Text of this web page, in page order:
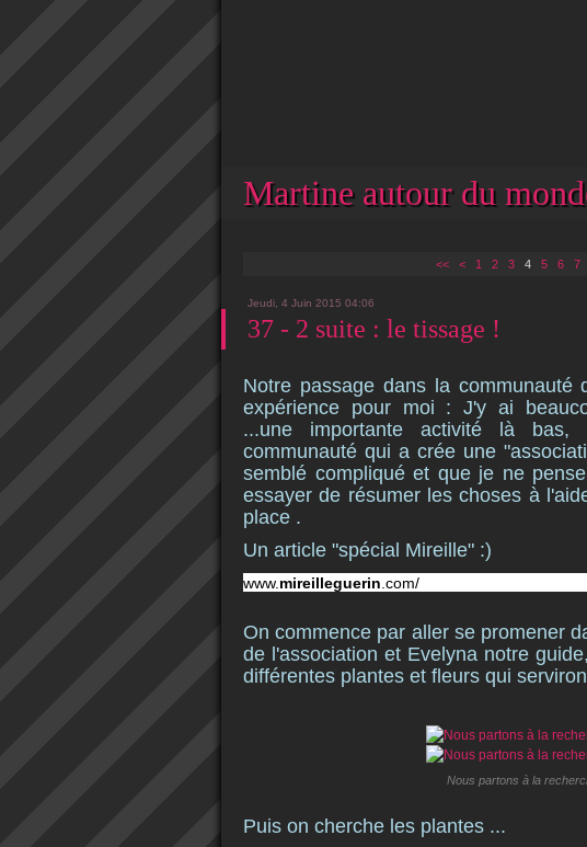
Martine autour du
<< < 1 2 3 4 5 6 7
Jeudi, 4 Juin 2015 04:06
37 - 2 suite : le tissage !
Notre passage dans la communauté
expérience pour moi : J'y ai
...une importante activité là
communauté qui a crée une
semblé compliqué et que je ne
essayer de résumer les choses à
place .
Un article "spécial Mireille" :)
www. mireilleguerin .com/
On commence par aller se promener
de l'association et Evelyna notre
différentes plantes et fleurs qui
Nous partons à la
Puis on cherche les plantes ...